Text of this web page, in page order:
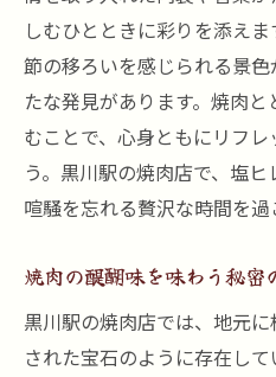
しむひとときに彩りを添え
節の移ろいを感じられる景
たな発見があります。焼肉
むことで、心身ともにリフ
う。黒川駅の焼肉店で、塩
喧騒を忘れる贅沢な時間を過
焼肉の醍醐味を味わう秘密
黒川駅の焼肉店では、地元
された宝石のように存在し